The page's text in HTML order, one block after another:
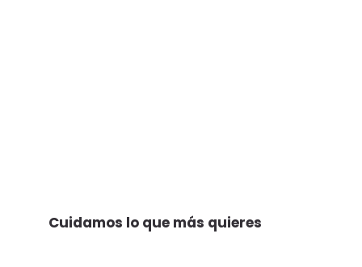
Cuidamos lo que más quieres